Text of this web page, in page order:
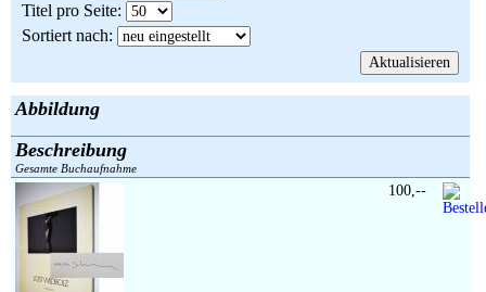
Schlagwörter
Suchergebnisse
AGB
Widerruf
Über uns
Aktuelle Kataloge
Kontakt
Ankauf
Links
Titel pro Seite:
Sortiert nach:
Abbildung
Beschreibung
Gesamte Buchaufnahme
100,--